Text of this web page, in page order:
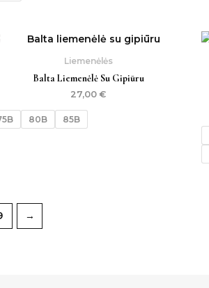
Liemenėlės
Balta Liemenėlė Su Gipiūru
27,00 €
80B 85B
→